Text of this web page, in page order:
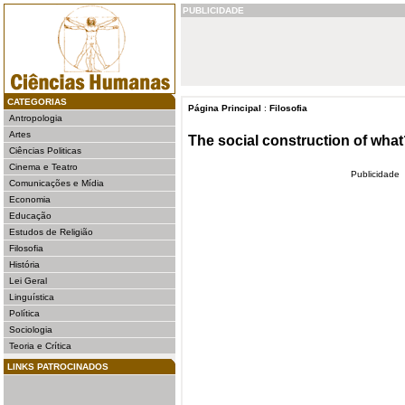
CATEGORIAS
Antropologia
Artes
Ciências Politicas
Cinema e Teatro
Comunicações e Mídia
Economia
Educação
Estudos de Religião
Filosofia
História
Lei Geral
Linguística
Política
Sociologia
Teoria e Crítica
LINKS PATROCINADOS
PUBLICIDADE
Página Principal : Filosofia
The social construction of
Publicidade